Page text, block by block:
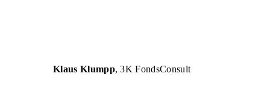
Klaus Klumpp, 3K FondsConsult